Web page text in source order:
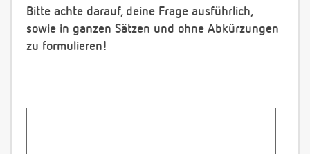
Bitte achte darauf, deine Frage ausführlich,
sowie in ganzen Sätzen und ohne Abkürzungen
zu formulieren!